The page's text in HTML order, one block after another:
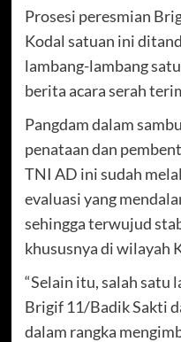
Prosesi peresmian
Kodal satuan ini
lambang-lambang
berita acara serah
Pangdam dalam
penataan dan
TNI AD ini sudah
evaluasi yang
sehingga terwujud
khususnya di wilayah
“Selain itu, salah satu
Brigif 11/Badik Sakti
dalam rangka